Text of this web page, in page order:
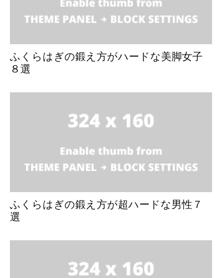
ふくらはぎの鍛え方がハードな美脚女子
８選
ふくらはぎの鍛え方が超ハードな男性７
選